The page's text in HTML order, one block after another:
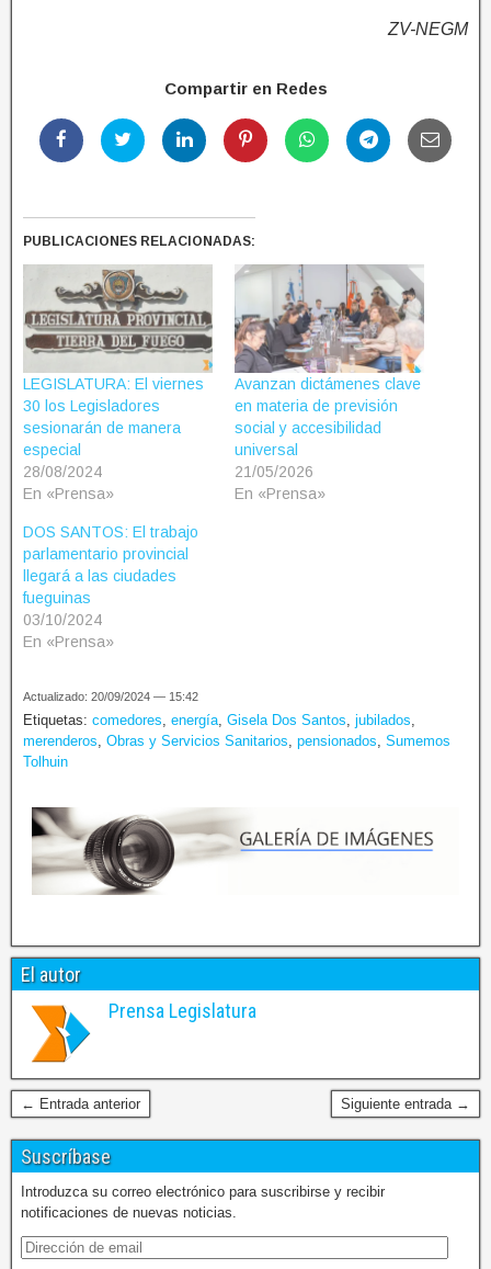
ZV-NEGM
Compartir en Redes
PUBLICACIONES RELACIONADAS:
LEGISLATURA: El viernes
30 los Legisladores
sesionarán de manera
especial
28/08/2024
En «Prensa»
Avanzan dictámenes clave
en materia de previsión
social y accesibilidad
universal
21/05/2026
En «Prensa»
DOS SANTOS: El trabajo
parlamentario provincial
llegará a las ciudades
fueguinas
03/10/2024
En «Prensa»
Actualizado: 20/09/2024 — 15:42
Etiquetas: comedores energía Gisela Dos Santos jubilados
merenderos Obras y Servicios Sanitarios pensionados Sumemos
Tolhuin
El autor
Prensa Legislatura
← Entrada anterior Siguiente entrada →
Suscríbase
Introduzca su correo electrónico para suscribirse y recibir
notificaciones de nuevas noticias.